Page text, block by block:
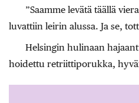
”Saamme levätä täällä
luvattiin leirin alussa. Ja se,
Helsingin hulinaan
hoidettu retriittiporukka,